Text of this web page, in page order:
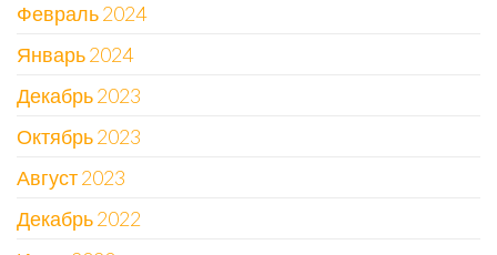
Февраль 2024
Январь 2024
Декабрь 2023
Октябрь 2023
Август 2023
Декабрь 2022